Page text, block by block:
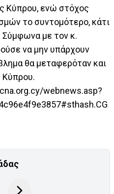
Κύπρου, ενώ στόχος
το συντομότερο, κάτι
Σύμφωνα με τον κ.
να μην υπάρχουν
θα μεταφερόταν και
Κύπρου.
webnews.asp?